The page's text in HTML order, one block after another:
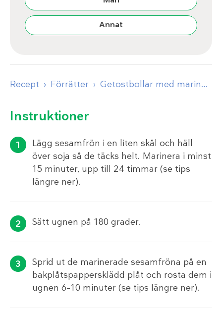
Annat
Recept Förrätter Getostbollar med marinerade sesamfrön
Instruktioner
Lägg sesamfrön i en liten skål och häll
över soja så de täcks helt. Marinera i minst
15 minuter, upp till 24 timmar (se tips
längre ner).
Sätt ugnen på 180 grader.
Sprid ut de marinerade sesamfröna på en
bakplåtspappersklädd plåt och rosta dem i
ugnen 6–10 minuter (se tips längre ner).